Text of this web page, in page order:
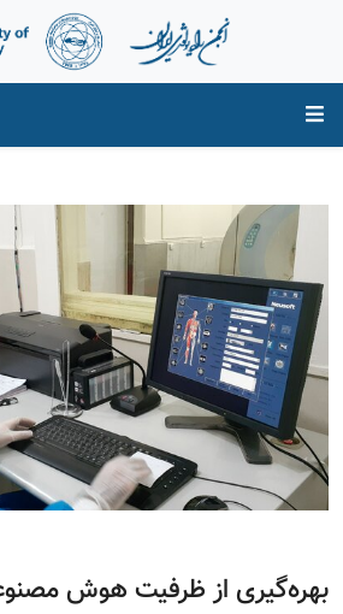
بهره‌گیری از ظرفیت هوش